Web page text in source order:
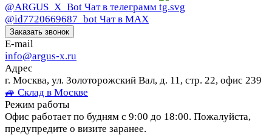
@ARGUS_X_Bot Чат в телеграмм
@id7720669687_bot Чат в МАХ
Заказать звонок
E-mail
info@argus-x.ru
Адрес
г. Москва, ул. Золоторожский Вал, д. 11, стр. 22, офис 239
🚙 Склад в Москве
Режим работы
Офис работает по будням с 9:00 до 18:00. Пожалуйста,
предупредите о визите заранее.